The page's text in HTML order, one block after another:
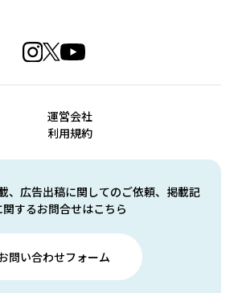
、広告出稿に関してのご依頼、掲載記
関するお問合せはこちら
問い合わせフォーム
運営会社
利用規約